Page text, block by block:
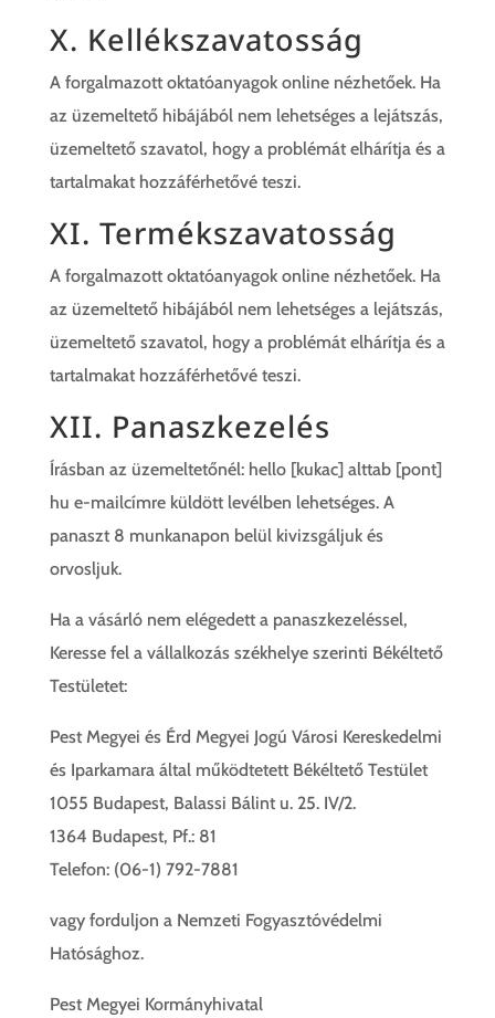
X. Kellékszavatosság
A forgalmazott oktatóanyagok online nézhetőek. Ha
az üzemeltető hibájából nem lehetséges a lejátszás,
üzemeltető szavatol, hogy a problémát elhárítja és a
tartalmakat hozzáférhetővé teszi.
XI. Termékszavatosság
A forgalmazott oktatóanyagok online nézhetőek. Ha
az üzemeltető hibájából nem lehetséges a lejátszás,
üzemeltető szavatol, hogy a problémát elhárítja és a
tartalmakat hozzáférhetővé teszi.
XII. Panaszkezelés
Írásban az üzemeltetőnél: hello [kukac] alttab [pont]
hu e-mailcímre küldött levélben lehetséges. A
panaszt 8 munkanapon belül kivizsgáljuk és
orvosljuk.
Ha a vásárló nem elégedett a panaszkezeléssel,
Keresse fel a vállalkozás székhelye szerinti Békéltető
Testületet:
Pest Megyei és Érd Megyei Jogú Városi Kereskedelmi
és Iparkamara által működtetett Békéltető Testület
1055 Budapest, Balassi Bálint u. 25. IV/2.
1364 Budapest, Pf.: 81
Telefon: (06-1) 792-7881
vagy forduljon a Nemzeti Fogyasztóvédelmi
Hatósághoz.
Pest Megyei Kormányhivatal